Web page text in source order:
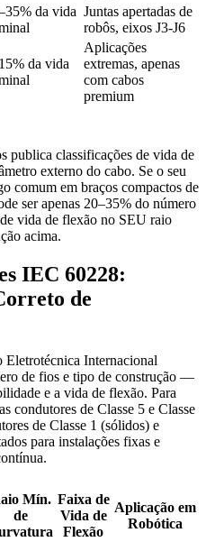
da vida Juntas apertadas de
robôs, eixos J3-J6
da vida
Aplicações
extremas, apenas
com cabos
premium
publica classificações de vida de
externo do cabo. Se o seu
comum em braços compactos de
ser apenas 20–35% do número
vida de flexão no SEU raio
acima.
IEC 60228:
de
Internacional
de fios e tipo de construção —
e a vida de flexão. Para
condutores de Classe 5 e Classe
de Classe 1 (sólidos) e
para instalações fixas e
Mín.
de
Faixa de
Vida de
Flexão
Aplicação em
Robótica